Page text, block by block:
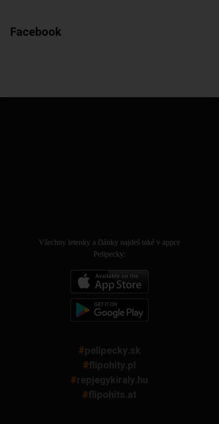
Facebook
Všechny letenky a články najdeš také v appce
Pelipecky:
#pelipecky.sk
#flipohity.pl
#repjegykiraly.hu
#flipohits.at